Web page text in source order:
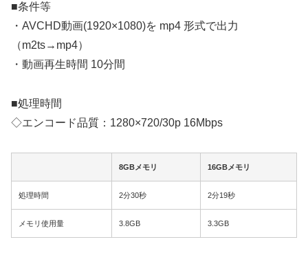
■条件等
・AVCHD動画(1920×1080)を mp4 形式で出力
（m2ts→mp4）
・動画再生時間 10分間
■処理時間
◇エンコード品質：1280×720/30p 16Mbps
8GBメモリ 16GBメモリ
処理時間 2分30秒 2分19秒
メモリ使用量 3.8GB 3.3GB